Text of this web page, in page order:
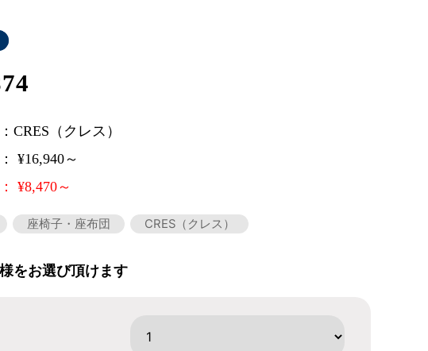
CRES（クレス）
¥16,940～
¥8,470～
座椅子・座布団 CRES（クレス）
をお選び頂けます